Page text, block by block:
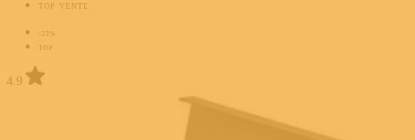
TOP VENTE
-22%
TOP
4.9